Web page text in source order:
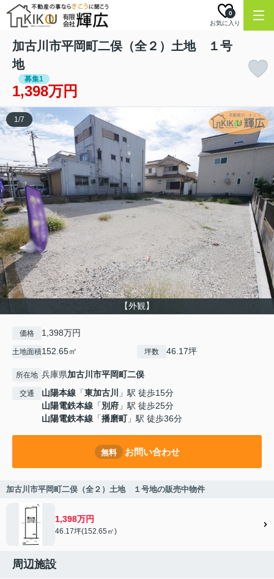
お気に入り
0
加古川市平岡町二俣（全２）土地 １号
地
募集1
1,398万円
【外観】
1/7
価格 1,398万円
土地面積152.65㎡ 坪数 46.17坪
所在地 兵庫県加古川市平岡町二俣
交通 山陽本線 「東加古川
」駅 徒歩15分
山陽電鉄本線 「別府 」駅 徒歩25分
山陽電鉄本線 「播磨町」駅 徒歩36分
無料 お問い合わせ
加古川市平岡町二俣（全２）土地 １号地の販売中物件
1,398万円
46.17坪(152.65㎡)
周辺施設